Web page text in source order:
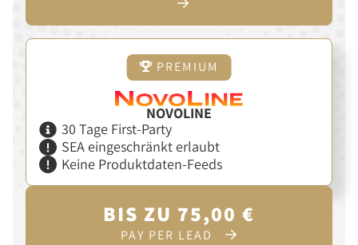
PREMIUM
NOVOLINE
30 Tage First-Party
SEA eingeschränkt erlaubt
Keine Produktdaten-Feeds
BIS ZU 75,00 €
PAY PER LEAD